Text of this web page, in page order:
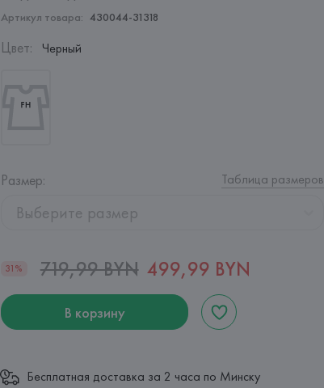
Артикул товара: 430044-31318
Цвет: Черный
Размер: Таблица размеров
Выберите размер
31% 719,99 BYN 499,99 BYN
В корзину
Бесплатная доставка за 2 часа по Минску